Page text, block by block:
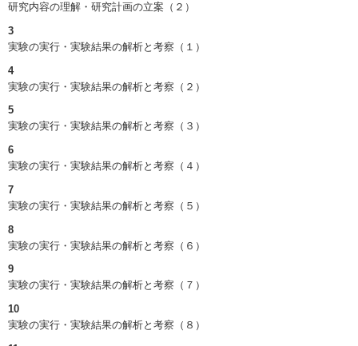
研究内容の理解・研究計画の立案（２）
3
実験の実行・実験結果の解析と考察（１）
4
実験の実行・実験結果の解析と考察（２）
5
実験の実行・実験結果の解析と考察（３）
6
実験の実行・実験結果の解析と考察（４）
7
実験の実行・実験結果の解析と考察（５）
8
実験の実行・実験結果の解析と考察（６）
9
実験の実行・実験結果の解析と考察（７）
10
実験の実行・実験結果の解析と考察（８）